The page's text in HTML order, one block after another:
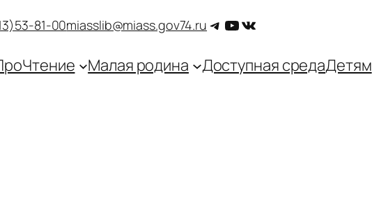
81-00miasslib@miass.gov74.ru Telegram
YouTube
ВКонтакте
Малая родина Доступная средаДетям